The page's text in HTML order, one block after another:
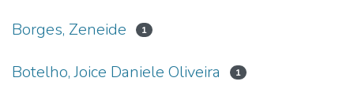
Borges, Zeneide 1
Botelho, Joice Daniele Oliveira 1